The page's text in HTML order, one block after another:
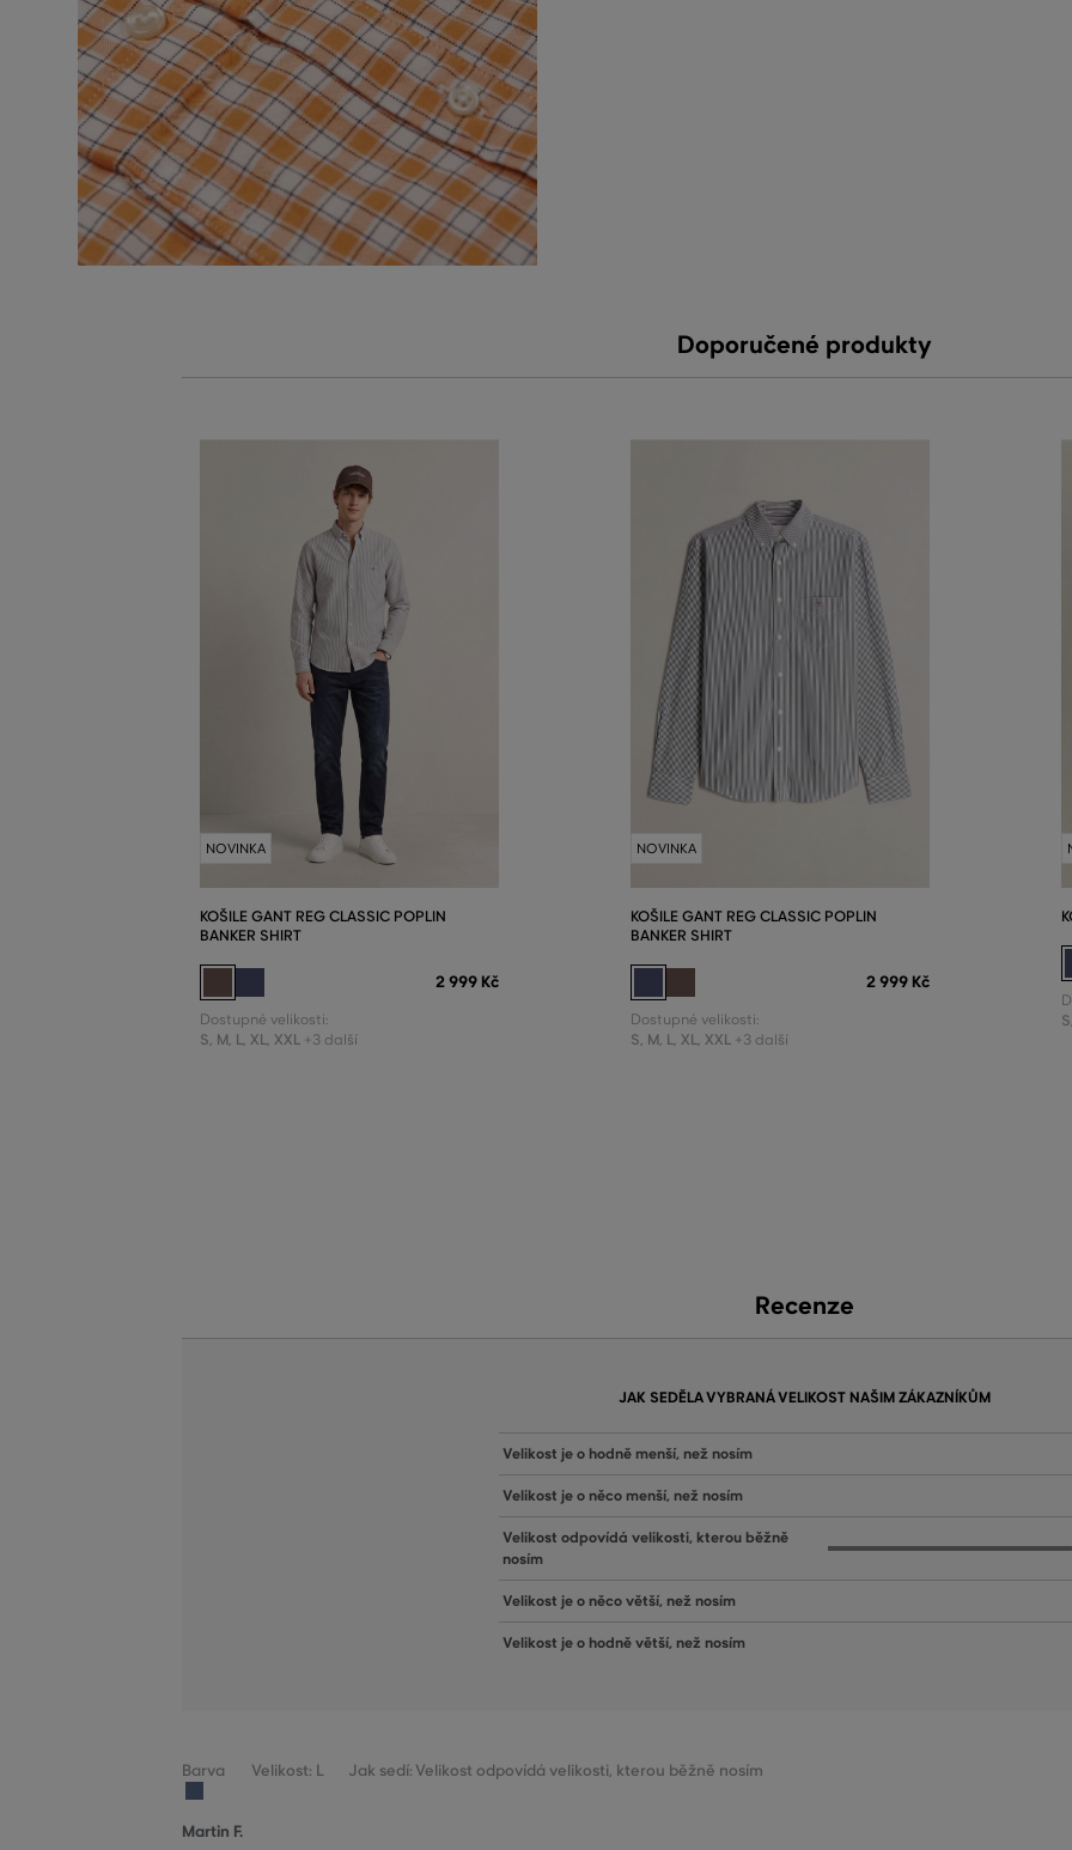
Doporučené produkty
NOVINKA
KOŠILE GANT REG CLASSIC POPLIN
BANKER SHIRT
2 999 Kč
Dostupné velikosti:
S, M, L, XL, XXL +3 další
NOVINKA
KOŠILE GANT REG CLASSIC POPLIN
BANKER SHIRT
2 999 Kč
Dostupné velikosti:
S, M, L, XL, XXL +3 další
S
Recenze
JAK SEDĚLA VYBRANÁ VELIKOST NAŠIM ZÁKAZNÍKŮM
Velikost je o hodně menší, než nosím
Velikost je o něco menší, než nosím
Velikost odpovídá velikosti, kterou běžně
nosím
Velikost je o něco větší, než nosím
Velikost je o hodně větší, než nosím
Barva Velikost: L Jak sedí: Velikost odpovídá velikosti, kterou běžně nosím
Martin F.